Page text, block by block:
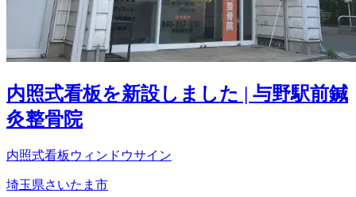
内照式看板を新設しました | 与野駅前鍼
灸整骨院
内照式看板 ウィンドウサイン
埼玉県さいたま市